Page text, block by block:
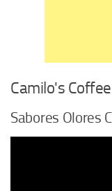
Camilo's
Sabores Olores